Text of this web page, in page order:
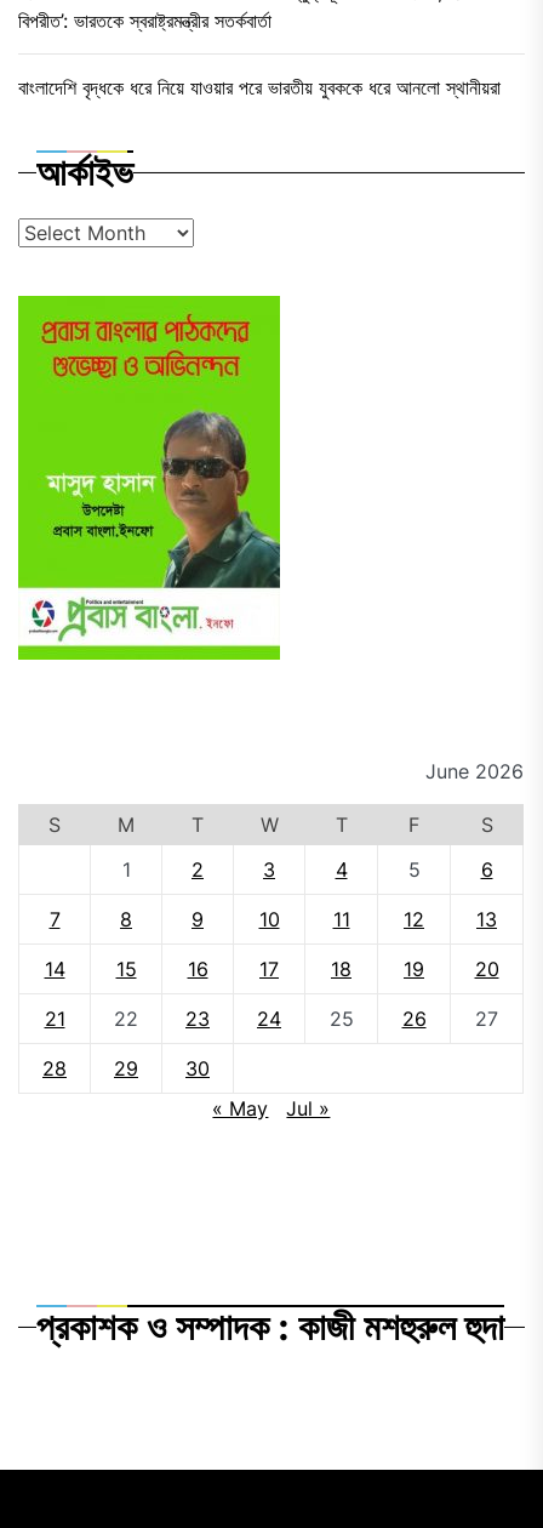
বিপরীত’: ভারতকে স্বরাষ্ট্রমন্ত্রীর সতর্কবার্তা
বাংলাদেশি বৃদ্ধকে ধরে নিয়ে যাওয়ার পরে ভারতীয় যুবককে ধরে আনলো স্থানীয়রা
আর্কাইভ
আর্কাইভ
June 2026
S M T W T F
S
1
2 3 4 5 6
7 8 9 10 11 12 13
14 15 16 17 18 19 20
21 22 23 24 25 26 27
28 29
30
« May
Jul »
প্রকাশক ও সম্পাদক : কাজী মশহুরুল হুদা